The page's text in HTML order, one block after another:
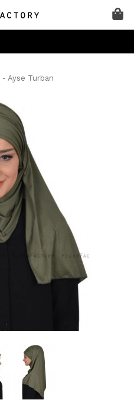
Ayse Turban